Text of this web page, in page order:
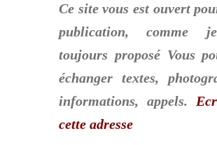
Ce site vous est ouvert
publication, comme
toujours proposé Vous
échanger textes,
informations, appels.
cette adresse